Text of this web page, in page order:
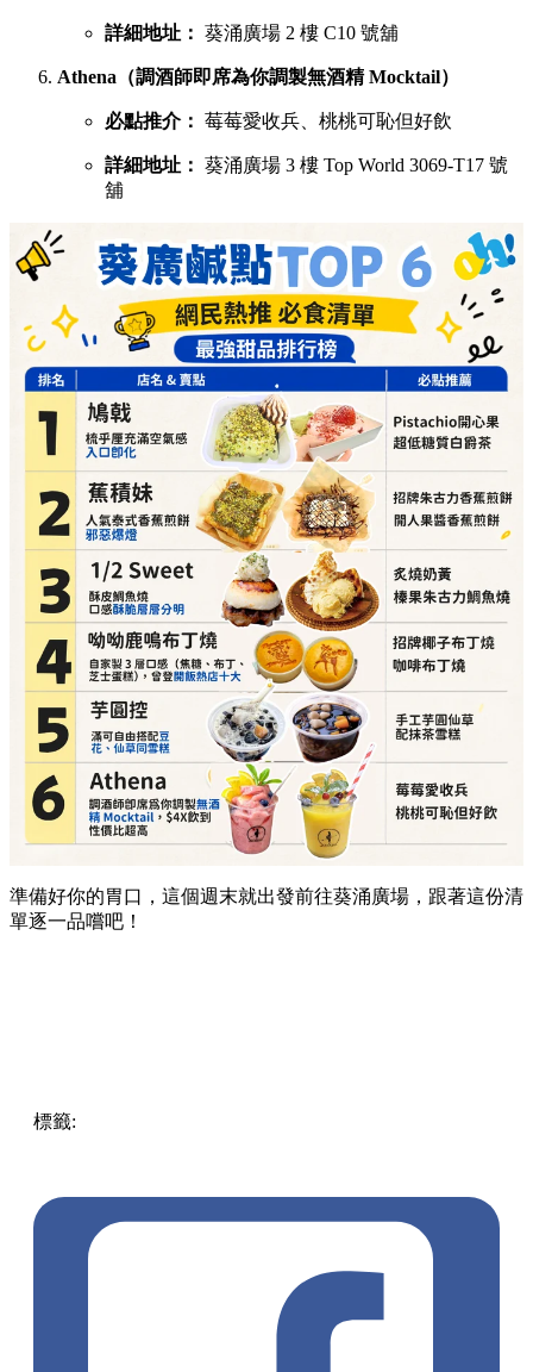
詳細地址： 葵涌廣場 2 樓 C10 號舖
Athena（調酒師即席為你調製無酒精 Mocktail）
必點推介： 莓莓愛收兵、桃桃可恥但好飲
詳細地址： 葵涌廣場 3 樓 Top World 3069-T17 號
舖
準備好你的胃口，這個週末就出發前往葵涌廣場，跟著這份清
單逐一品嚐吧！
標籤: